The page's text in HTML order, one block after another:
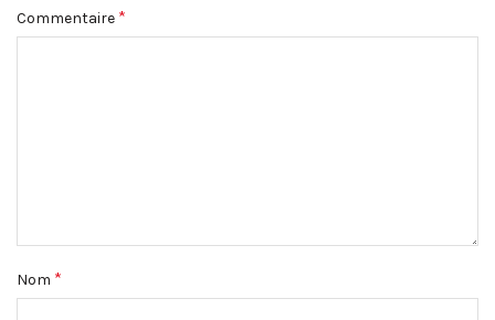
Commentaire *
Nom *